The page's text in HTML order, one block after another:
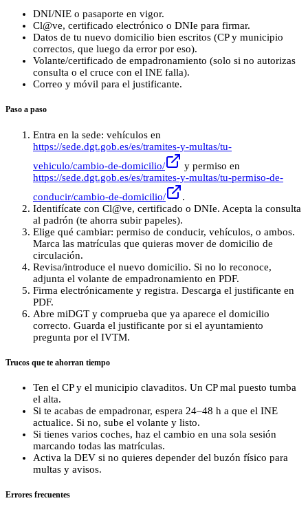
DNI/NIE o pasaporte en vigor.
Cl@ve, certificado electrónico o DNIe para firmar.
Datos de tu nuevo domicilio bien escritos (CP y municipio
correctos, que luego da error por eso).
Volante/certificado de empadronamiento (solo si no autorizas
consulta o el cruce con el INE falla).
Correo y móvil para el justificante.
Paso a paso
Entra en la sede: vehículos en
https://sede.dgt.gob.es/es/tramites-y-multas/tu-
vehiculo/cambio-de-domicilio/
y permiso en
https://sede.dgt.gob.es/es/tramites-y-multas/tu-permiso-de-
conducir/cambio-de-domicilio/
.
Identifícate con Cl@ve, certificado o DNIe. Acepta la consulta
al padrón (te ahorra subir papeles).
Elige qué cambiar: permiso de conducir, vehículos, o ambos.
Marca las matrículas que quieras mover de domicilio de
circulación.
Revisa/introduce el nuevo domicilio. Si no lo reconoce,
adjunta el volante de empadronamiento en PDF.
Firma electrónicamente y registra. Descarga el justificante en
PDF.
Abre miDGT y comprueba que ya aparece el domicilio
correcto. Guarda el justificante por si el ayuntamiento
pregunta por el IVTM.
Trucos que te ahorran tiempo
Ten el CP y el municipio clavaditos. Un CP mal puesto tumba
el alta.
Si te acabas de empadronar, espera 24–48 h a que el INE
actualice. Si no, sube el volante y listo.
Si tienes varios coches, haz el cambio en una sola sesión
marcando todas las matrículas.
Activa la DEV si no quieres depender del buzón físico para
multas y avisos.
Errores frecuentes